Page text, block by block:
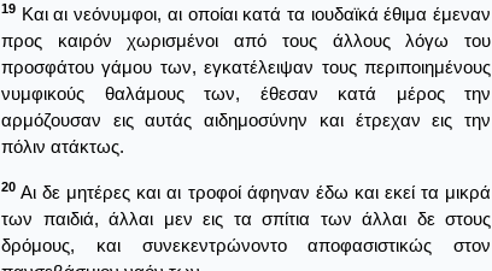
19 Και αι νεόνυμφοι, αι οποίαι κατά τα ιουδαϊκά έθιμα έμεναν
προς καιρόν χωρισμένοι από τους άλλους λόγω του
προσφάτου γάμου των, εγκατέλειψαν τους περιποιημένους
νυμφικούς θαλάμους των, έθεσαν κατά μέρος την
αρμόζουσαν εις αυτάς αιδημοσύνην και έτρεχαν εις την
πόλιν ατάκτως.
20 Αι δε μητέρες και αι τροφοί άφηναν έδω και εκεί τα μικρά
των παιδιά, άλλαι μεν εις τα σπίτια των άλλαι δε στους
δρόμους, και συνεκεντρώνοντο αποφασιστικώς στον